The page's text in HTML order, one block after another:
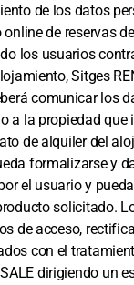
de los datos
de reservas
los usuarios
Sitges
comunicar los
a la propiedad que
de alquiler del
formalizarse y
el usuario y
solicitado.
de acceso,
con el
dirigiendo un